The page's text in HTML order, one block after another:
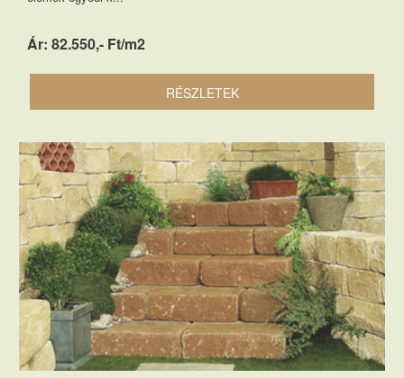
Ár: 82.550,- Ft/m2
RÉSZLETEK